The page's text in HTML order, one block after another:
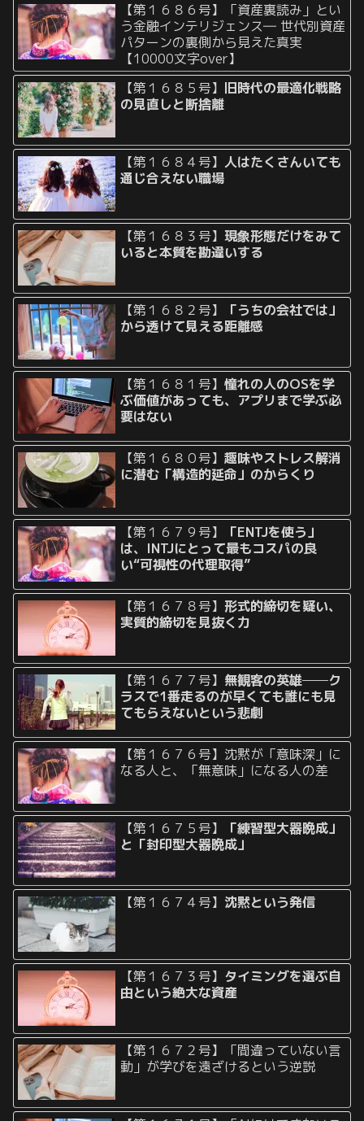
【第１６８６号】「資産裏読み」とい
う金融インテリジェンス― 世代別資産
パターンの裏側から見えた真実
【10000文字over】
【第１６８５号】 旧時代の最適化戦略
の見直しと断捨離
【第１６８４号】人はたくさんいても
通じ合えない職場
【第１６８３号】現象形態だけをみて
いると本質を勘違いする
【第１６８２号】
「うちの会社では」
から透けて見える距離感
【第１６８１号】憧れの人のOSを学
ぶ価値があっても、アプリまで学ぶ必
要はない
【第１６８０号】趣味やストレス解消
に潜む「構造的延命」のからくり
【第１６７９号】
「ENTJを使う」
は、INTJにとって最もコスパの良
い“可視性の代理取得”
【第１６７８号】形式的締切を疑い、
実質的締切を見抜く力
【第１６７７号】 無観客の英雄──ク
ラスで1番走るのが早くても誰にも見
てもらえないという悲劇
【第１６７６号】沈黙が「意味深」に
なる人と、「無意味」になる人の差
【第１６７５号】
「練習型大器晩成」
と「封印型大器晩成」
【第１６７４号】 沈黙という発信
【第１６７３号】 タイミングを選ぶ自
由という絶大な資産
【第１６７２号】「間違っていない言
動」が学びを遠ざけるという逆説